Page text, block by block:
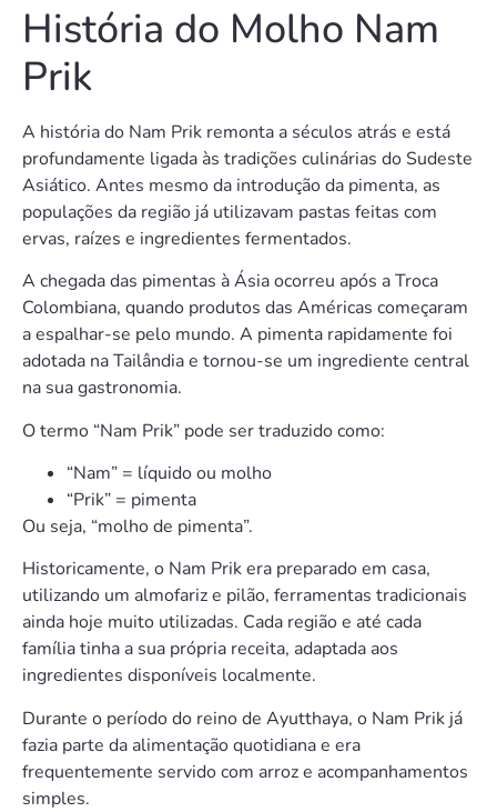
História do Molho Nam
Prik
A história do Nam Prik remonta a séculos atrás e está
profundamente ligada às tradições culinárias do Sudeste
Asiático. Antes mesmo da introdução da pimenta, as
populações da região já utilizavam pastas feitas com
ervas, raízes e ingredientes fermentados.
A chegada das pimentas à Ásia ocorreu após a Troca
Colombiana, quando produtos das Américas começaram
a espalhar-se pelo mundo. A pimenta rapidamente foi
adotada na Tailândia e tornou-se um ingrediente central
na sua gastronomia.
O termo “Nam Prik” pode ser traduzido como:
“Nam” = líquido ou molho
“Prik” = pimenta
Ou seja, “molho de pimenta”.
Historicamente, o Nam Prik era preparado em casa,
utilizando um almofariz e pilão, ferramentas tradicionais
ainda hoje muito utilizadas. Cada região e até cada
família tinha a sua própria receita, adaptada aos
ingredientes disponíveis localmente.
Durante o período do reino de Ayutthaya, o Nam Prik já
fazia parte da alimentação quotidiana e era
frequentemente servido com arroz e acompanhamentos
simples.